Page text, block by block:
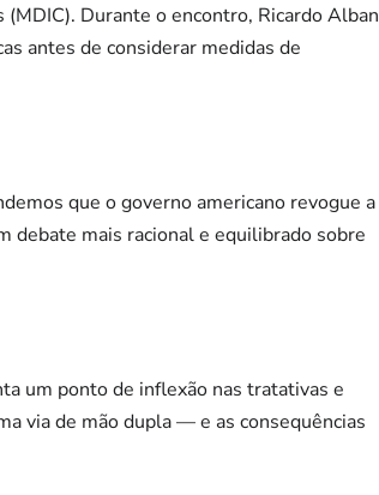
Durante o encontro, Ricardo Alban
antes de considerar medidas de
que o governo americano revogue a
debate mais racional e equilibrado sobre
um ponto de inflexão nas tratativas e
via de mão dupla — e as consequências